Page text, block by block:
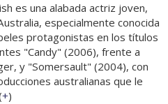
es una alabada actriz joven,
especialmente conocida
protagonistas en los títulos
"Candy" (2006), frente a
y "Somersault" (2004), con
australianas que le
+)